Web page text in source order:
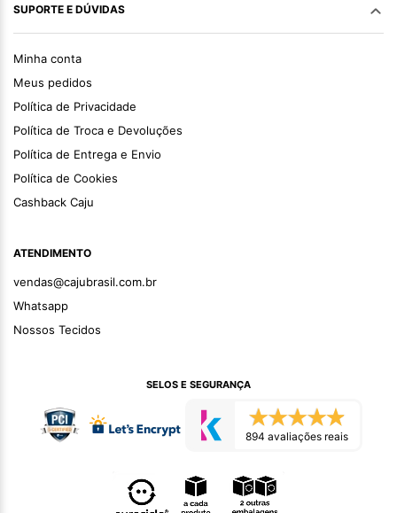
SUPORTE E DÚVIDAS
Minha conta
Meus pedidos
Política de Privacidade
Política de Troca e Devoluções
Política de Entrega e Envio
Política de Cookies
Cashback Caju
ATENDIMENTO
vendas@cajubrasil.com.br
Whatsapp
Nossos Tecidos
SELOS E SEGURANÇA
894 avaliações reais